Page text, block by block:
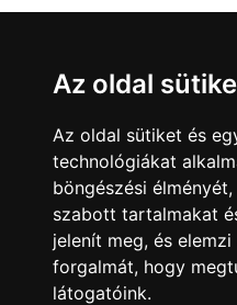
Az oldal
Az oldal sütiket és
technológiákat
böngészési
szabott tartalmakat
jelenít meg, és
forgalmát, hogy
látogatóink.
Kövess minket!
Sárvár lendületben Sárvár
Nyilatkozatok
Impresszum Felhasználási
Akadálymentesítési nyilatkozat